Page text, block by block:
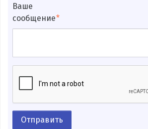
Ваше
сообщение
Отправить